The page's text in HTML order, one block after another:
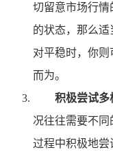
切留意市场行
的状态，那么
对平稳时，你
而为。
积极尝试多
况往往需要不同
过程中积极地